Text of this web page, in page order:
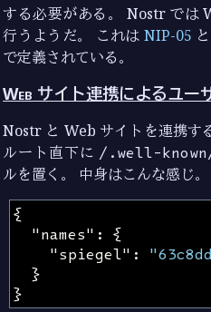
する必要がある。 Nostr では
行うようだ。 これは NIP-05
で定義されている。
Web サイト連携によるユー
Nostr と Web サイトを連携す
ルート直下に /.well-
ルを置く。 中身はこんな感じ。
{
"names" : {
"spiegel" :
}
}